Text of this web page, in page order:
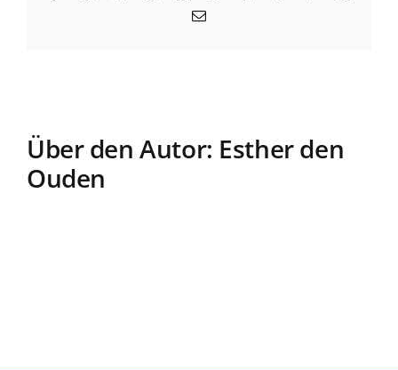
E-
Über den Autor: Esther den
Ouden